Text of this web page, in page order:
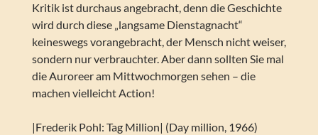
Kritik ist durchaus angebracht, denn die Geschichte
wird durch diese „langsame Dienstagnacht“
keineswegs vorangebracht, der Mensch nicht weiser,
sondern nur verbrauchter. Aber dann sollten Sie mal
die Auroreer am Mittwochmorgen sehen – die
machen vielleicht Action!
|Frederik Pohl: Tag Million| (Day million, 1966)